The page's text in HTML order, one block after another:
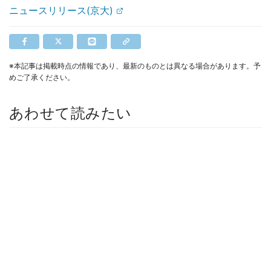
ニュースリリース(京大)
※本記事は掲載時点の情報であり、最新のものとは異なる場合があります。予
めご了承ください。
あわせて読みたい